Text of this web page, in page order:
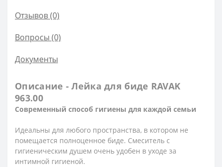
Отзывов (0)
Вопросы (0)
Документы
Описание - Лейка для биде RAVAK
963.00
Современный способ гигиены для каждой семьи
Идеальны для любого пространства, в котором не
помещается полноценное биде. Смеситель с
гигиеническим душем очень удобен в уходе за
интимной гигиеной.